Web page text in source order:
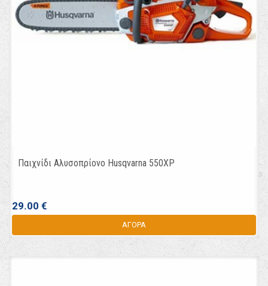
Παιχνίδι Αλυσοπρίονο Husqvarna 550XP
29.00 €
ΑΓΟΡΑ